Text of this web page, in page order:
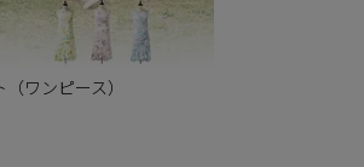
ワンピース）